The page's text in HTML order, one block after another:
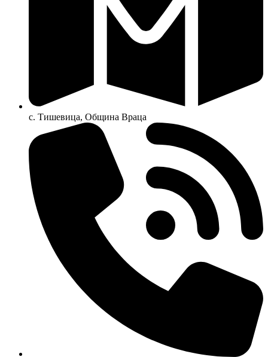
с. Тишевица, Община Враца